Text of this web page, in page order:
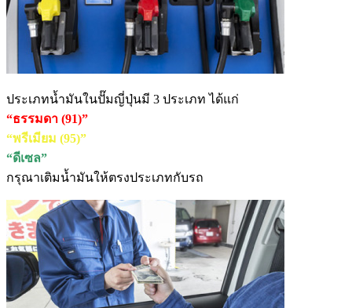
ประเภทน้ำมันในปั๊มญี่ปุ่นมี 3 ประเภท ได้แก่
“ธรรมดา (91)”
“พรีเมียม (95)”
“ดีเซล”
กรุณาเติมน้ำมันให้ตรงประเภทกับรถ